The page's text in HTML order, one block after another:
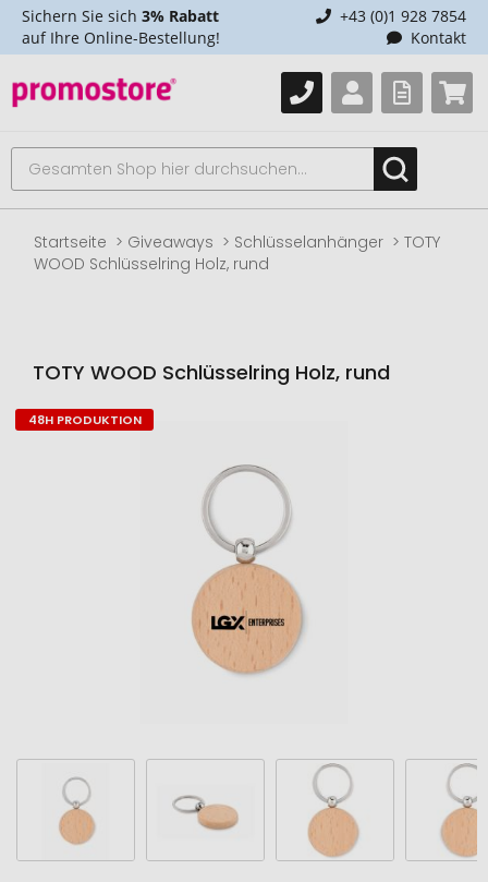
Sichern Sie sich 3% Rabatt
auf Ihre Online-Bestellung!
+43 (0)1 928 7854
Kontakt
Startseite Giveaways Schlüsselanhänger
TOTY
WOOD Schlüsselring Holz, rund
TOTY WOOD Schlüsselring Holz, rund
Zum
48H PRODUKTION